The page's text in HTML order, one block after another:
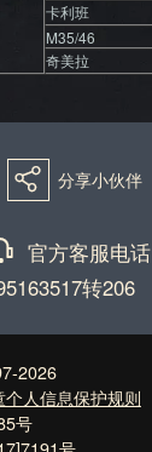
卡利班
M35/46
奇美拉
򰀂 分享小伙伴
官方客服电话
转206
2026
人信息保护规则
号